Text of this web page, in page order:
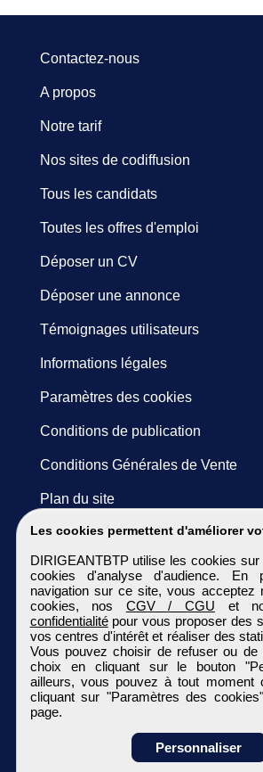
Les cookies permettent d'améliorer
DIRIGEANTBTP utilise les cookies
cookies d'analyse d'audience. En
navigation sur ce site, vous acceptez
cookies, nos CGV / CGU et
confidentialitépour vous proposer des
vos centres d'intérêt et réaliser des
Vous pouvez choisir de refuser ou de
choix en cliquant sur le bouton
ailleurs, vous pouvez à tout moment
cliquant sur "Paramètres des
page.
Personnaliser
Contactez-nous
A propos
Notre tarif
Nos sites de codiffusion
Tous les candidats
Toutes les offres d'emploi
Déposer un CV
Déposer une annonce
Témoignages utilisateurs
Informations légales
Paramètres des cookies
Conditions de publication
Conditions Générales de Vente
Plan du site